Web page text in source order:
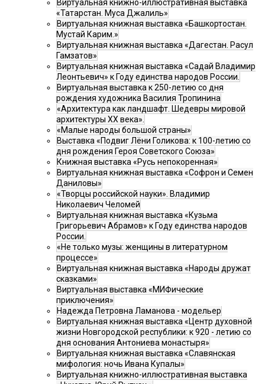
Виртуальная книжно-иллюстративная выставка
«Татарстан. Муса Джалиль»
Виртуальная книжная выставка «Башкортостан.
Мустай Карим.»
Виртуальная книжная выставка «Дагестан. Расул
Гамзатов»
Виртуальная книжная выставка «Садай Владимир
Леонтьевич» к Году единства народов России.
Виртуальная выставка к 250-летию со дня
рождения художника Василия Тропинина
«Архитектура как ландшафт. Шедевры мировой
архитектуры XX века».
«Малые народы большой страны»
Выставка «Подвиг Лёни Голикова: к 100-летию со
дня рождения Героя Советского Союза»
Книжная выставка «Русь непокоренная»
Виртуальная книжная выставка «Софрон и Семен
Даниловы»
«Творцы российской науки». Владимир
Николаевич Челомей
Виртуальная книжная выставка «Кузьма
Григорьевич Абрамов» к Году единства народов
России.
«Не только музы: женщины в литературном
процессе»
Виртуальная книжная выставка «Народы дружат
сказками»
Виртуальная выставка «МИФические
приключения»
Надежда Петровна Ламанова - модельер
Виртуальная книжная выставка «Центр духовной
жизни Новгородской республики: к 920 - летию со
дня основания Антониева монастыря»
Виртуальная книжная выставка «Славянская
мифология: ночь Ивана Купалы»
Виртуальная книжно-иллюстративная выставка